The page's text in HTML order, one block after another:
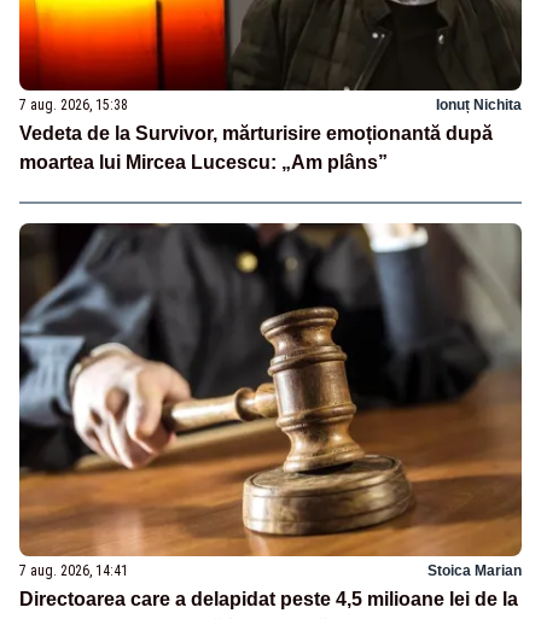
7 aug. 2026, 15:38 Ionuț Nichita
Vedeta de la Survivor, mărturisire emoționantă după
moartea lui Mircea Lucescu: „Am plâns”
7 aug. 2026, 14:41 Stoica Marian
Directoarea care a delapidat peste 4,5 milioane lei de la